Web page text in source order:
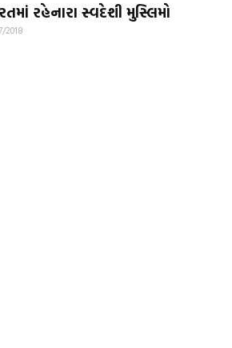
રહેનારા સ્વદેશી મુસ્લિમો
2018